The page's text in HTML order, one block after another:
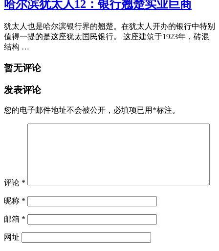
哈尔滨犹太人12：银行翘楚实业巨商
犹太人也是哈尔滨银行界的翘楚。在犹太人开办的银行中特别
值得一提的是这座犹太国民银行。 这座建筑于1923年，砖混
结构 …
暂无评论
发表评论
您的电子邮件地址不会被公开， 必填项已用 *标注。
评论 *
昵称 *
邮箱 *
网址